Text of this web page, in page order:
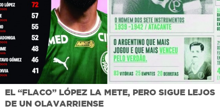
EL “FLACO” LÓPEZ LA METE, PERO SIGUE LEJOS
DE UN OLAVARRIENSE